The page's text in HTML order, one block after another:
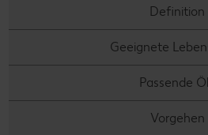
Definition
Geeignete
Passende
Vorgehen